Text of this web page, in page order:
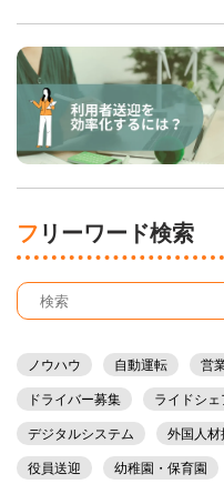
フリーワード検索
ノウハウ 自動運転 営
ドライバー募集 ライドシェ
デジタルシステム 外国人材
役員送迎 幼稚園・保育園